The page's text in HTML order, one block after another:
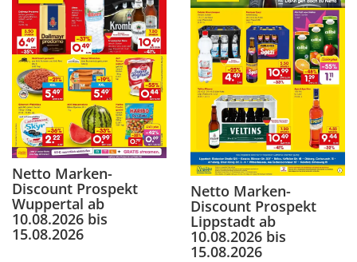
Netto Marken-
Discount Prospekt
Wuppertal ab
10.08.2026 bis
15.08.2026
Netto Marken-
Discount Prospekt
Lippstadt ab
10.08.2026 bis
15.08.2026